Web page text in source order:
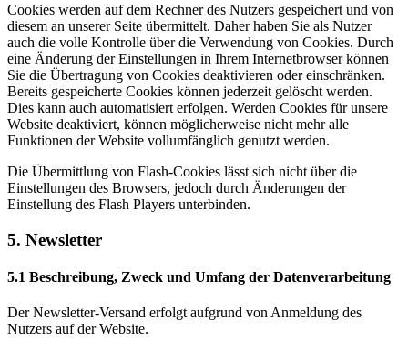
Cookies werden auf dem Rechner des Nutzers gespeichert und von
diesem an unserer Seite übermittelt. Daher haben Sie als Nutzer
auch die volle Kontrolle über die Verwendung von Cookies. Durch
eine Änderung der Einstellungen in Ihrem Internetbrowser können
Sie die Übertragung von Cookies deaktivieren oder einschränken.
Bereits gespeicherte Cookies können jederzeit gelöscht werden.
Dies kann auch automatisiert erfolgen. Werden Cookies für unsere
Website deaktiviert, können möglicherweise nicht mehr alle
Funktionen der Website vollumfänglich genutzt werden.
Die Übermittlung von Flash-Cookies lässt sich nicht über die
Einstellungen des Browsers, jedoch durch Änderungen der
Einstellung des Flash Players unterbinden.
5. Newsletter
5.1 Beschreibung, Zweck und Umfang der Datenverarbeitung
Der Newsletter-Versand erfolgt aufgrund von Anmeldung des
Nutzers auf der Website.